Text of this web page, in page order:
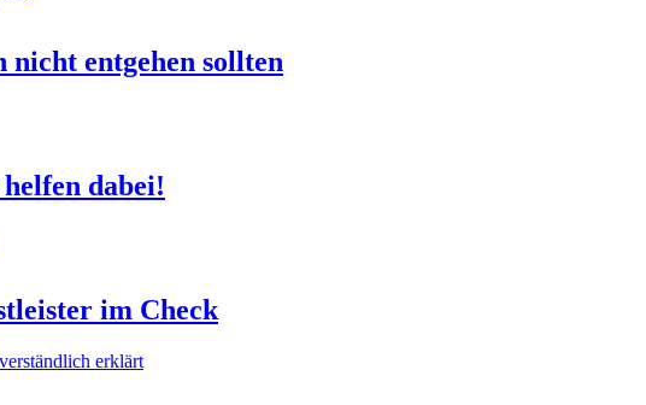
entgehen sollten
dabei!
im Check